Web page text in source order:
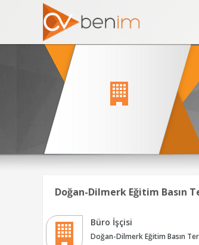
Doğan-Dilmerk Eğitim Basın
Büro İşçisi
Doğan-Dilmerk Eğitim Basın